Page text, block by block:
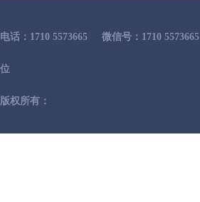
电话：1710 5573665 微信号：1710 5573665
位
版权所有：